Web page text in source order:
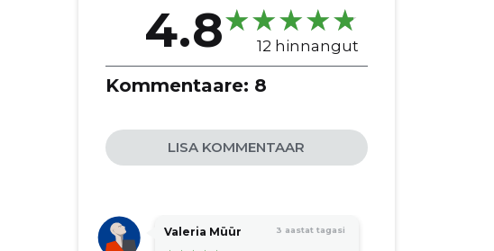
4.8 12 hinnangut
Kommentaare: 8
LISA KOMMENTAAR
Valeria Müür 3 aastat tagasi